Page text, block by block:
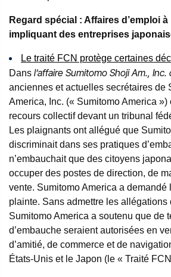
Regard spécial : Affaires d’emploi à
impliquant des entreprises
Le traité FCN protège certaines
Dans l’affaire Sumitomo Shoji Am., Inc.
anciennes et actuelles secrétaires de
America, Inc. (« Sumitomo America »)
recours collectif devant un tribunal
Les plaignants ont allégué que
discriminait dans ses pratiques
n’embauchait que des citoyens
occuper des postes de direction, de
vente. Sumitomo America a demandé
plainte. Sans admettre les allégations
Sumitomo America a soutenu que de
d’embauche seraient autorisées en
d’amitié, de commerce et de
États-Unis et le Japon (le « Traité